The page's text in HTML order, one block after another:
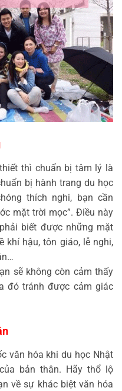
thì chuẩn bị tâm lý là
bị hành trang du học
thích nghi, bạn cần
mặt trời mọc”. Điều này
biết được những mặt
khí hậu, tôn giáo, lễ nghi,
sẽ không còn cảm thấy
đó tránh được cảm giác
văn hóa khi du học Nhật
bản thân. Hãy thổ lộ
về sự khác biệt văn hóa